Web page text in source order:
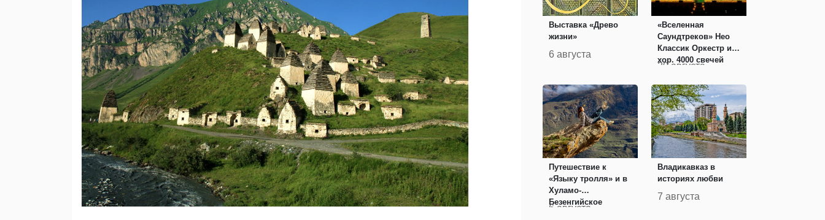
Выставка «Древо
жизни»
6 августа
«Вселенная
Саундтреков» Нео
Классик Оркестр и
хор. 4000 свечей
20 августа
Путешествие к
«Языку тролля» и в
Хуламо-
Безенгийское
6 августа
Владикавказ в
историях любви
7 августа